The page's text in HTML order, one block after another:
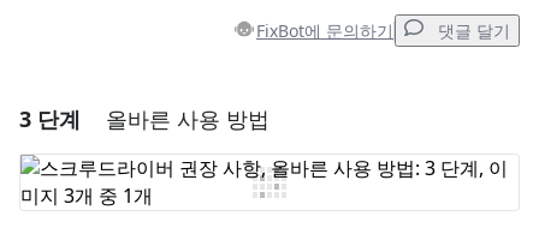
FixBot에 문의하기 댓글 달기
댓글 달기
댓글 쓰기
3 단계 올바른 사용 방법